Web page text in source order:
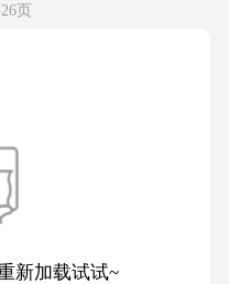
页
新加载试试~